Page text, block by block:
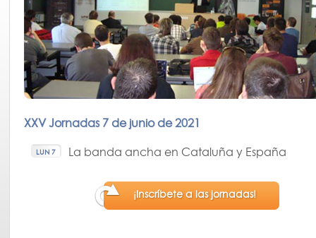
XXV Jornadas 7 de junio de 2021
LUN 7 La banda ancha en Cataluña y España
¡Inscríbete a las jornadas!